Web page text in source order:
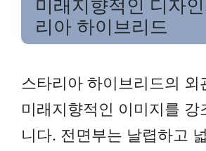
미래지향적인 디자
리아 하이브리드
스타리아 하이브리드의 외
미래지향적인 이미지를 강
니다. 전면부는 날렵하고